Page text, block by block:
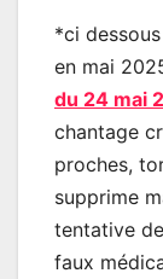
*ci
en mai
du 24 mai
chantage
proches,
supprime
tentative
faux